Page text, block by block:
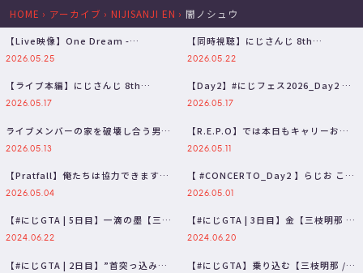
HOME › アーカイブ › NIJISANJI EN › 闇ノシュウ
【Live映像】One Dream -
#CONCERTO_Day2 …
2026.05.25
【同時視聴】にじさんじ 8th
Anniversary LIVE 「C…
2026.05.22
【ライブ本編】にじさんじ 8th
Anniversary LIVE 「…
2026.05.17
【Day2】#にじフェス2026_Day2 公
式メイン放送
2026.05.17
ライブメンバーの家を破壊し合う男た
ち【Neighbors: Subur…
2026.05.13
【R.E.P.O】では本日もキャリーお願
いします【三枝明那 / にじさ…
2026.05.11
【Pratfall】俺たちは協力できます
か？ ft.闇ノシュウ/風楽奏…
2026.05.04
【 #CONCERTO_Day2 】らじお こん
ちぇると!! 第4回
2026.05.01
【#にじGTA | 5日目】一滴の墨【三枝
明那 / にじさんじ】
2024.06.22
【#にじGTA | 3日目】金【三枝明那 /
にじさんじ】
2024.06.20
【#にじGTA | 2日目】”首突っ込み
【#にじGTA】乗り込む【三枝明那 /